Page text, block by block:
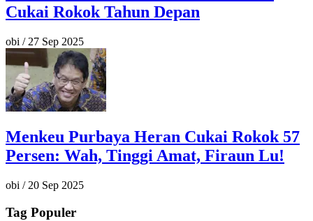
Cukai Rokok Tahun Depan
obi / 27 Sep 2025
Menkeu Purbaya Heran Cukai Rokok 57
Persen: Wah, Tinggi Amat, Firaun Lu!
obi / 20 Sep 2025
Tag Populer